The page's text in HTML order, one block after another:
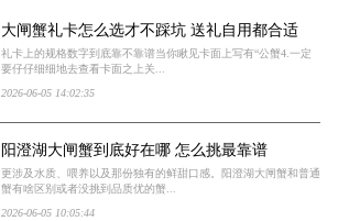
大闸蟹礼卡怎么选才不踩坑 送礼自用都合适
礼卡上的规格数字到底靠不靠谱当你瞅见卡面上写有“公蟹4.一定
要仔仔细细地去查看卡面之上关...
2026-06-05 14:02:35
阳澄湖大闸蟹到底好在哪 怎么挑最靠谱
更涉及水质、喂养以及那份独有的鲜甜口感。阳澄湖大闸蟹和普通
蟹有啥区别或者没挑到品质优的蟹...
2026-06-05 10:05:44